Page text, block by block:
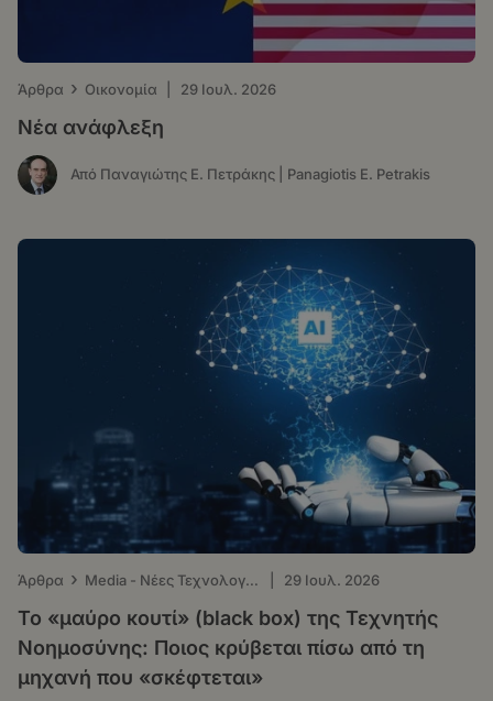
Άρθρα › Οικονομία 29 Ιουλ. 2026
Νέα ανάφλεξη
Από Παναγιώτης Ε. Πετράκης | Panagiotis E. Petrakis
Άρθρα › Μedia - Νέες Τεχνολογίες 29 Ιουλ. 2026
Το «μαύρο κουτί» (black box) της Τεχνητής
Νοημοσύνης: Ποιος κρύβεται πίσω από τη
μηχανή που «σκέφτεται»